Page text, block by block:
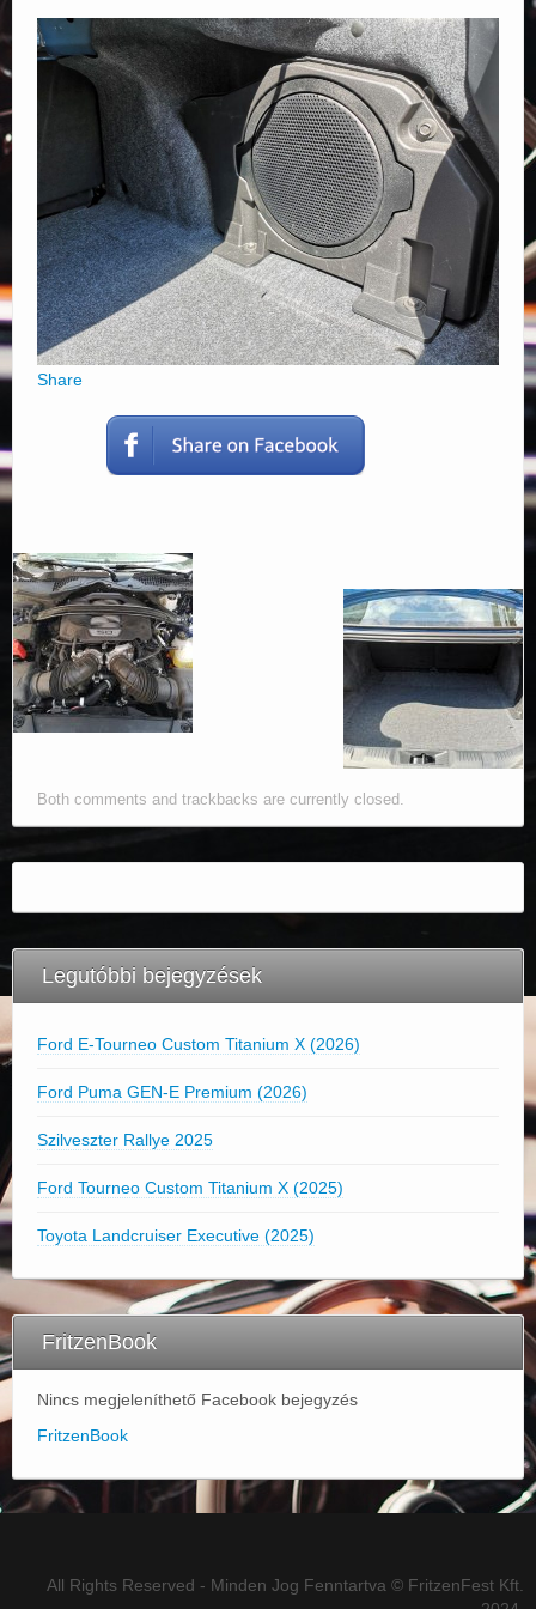
Elérhetőségek
Share
Both comments and trackbacks are currently closed.
Legutóbbi bejegyzések
Ford E-Tourneo Custom Titanium X (2026)
Ford Puma GEN-E Premium (2026)
Szilveszter Rallye 2025
Ford Tourneo Custom Titanium X (2025)
Toyota Landcruiser Executive (2025)
FritzenBook
Nincs megjeleníthető Facebook bejegyzés
FritzenBook
All Rights Reserved - Minden Jog Fenntartva © FritzenFest Kft.